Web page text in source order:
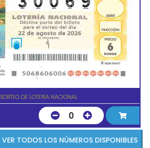
SORTEO DE LOTERIA NACIONAL
0
VER TODOS LOS NÚMEROS DISPONIBLES